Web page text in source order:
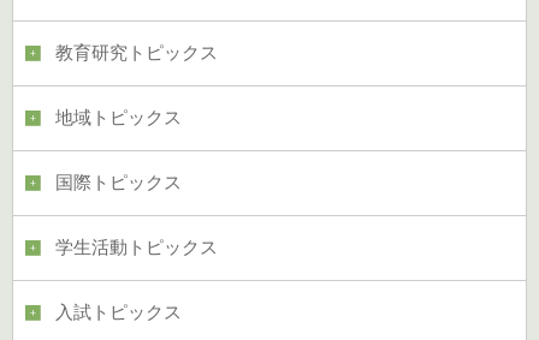
教育研究トピックス
地域トピックス
国際トピックス
学生活動トピックス
入試トピックス